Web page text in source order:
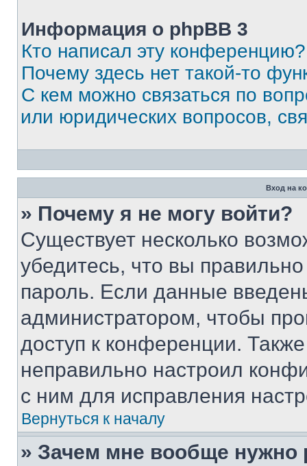
Информация о phpBB 3
Кто написал эту конференцию?
Почему здесь нет такой-то
С кем можно связаться по
или юридических вопросов,
Вход на
» Почему я не могу войти?
Существует несколько
убедитесь, что вы
пароль. Если данные
администратором, чтобы
доступ к конференции.
неправильно настроил
с ним для исправления
Вернуться к началу
» Зачем мне вообще нужно